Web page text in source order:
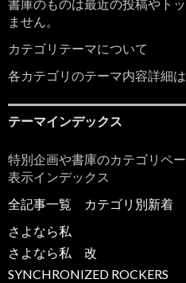
書庫のものは最近の投稿やト
ません。
カテゴリテーマについて
各カテゴリのテーマ内容詳細は
テーマインデックス
特別企画や書庫のカテゴリペ
表示インデックス
全記事一覧
カテゴリ別新着
さよなら私
さよなら私 改
SYNCHRONIZED ROCKERS